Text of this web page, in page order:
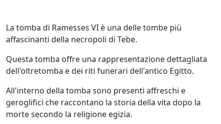
La tomba di Ramesses VI è una delle tombe più
affascinanti della necropoli di Tebe.
Questa tomba offre una rappresentazione dettagliata
dell'oltretomba e dei riti funerari dell'antico Egitto.
All'interno della tomba sono presenti affreschi e
geroglifici che raccontano la storia della vita dopo la
morte secondo la religione egizia.